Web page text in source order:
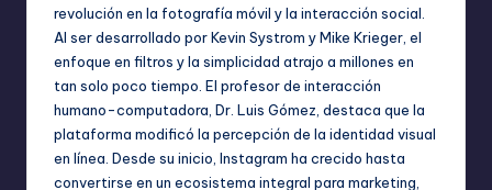
revolución en la fotografía móvil y la interacción social.
Al ser desarrollado por Kevin Systrom y Mike Krieger, el
enfoque en filtros y la simplicidad atrajo a millones en
tan solo poco tiempo. El profesor de interacción
humano-computadora, Dr. Luis Gómez, destaca que la
plataforma modificó la percepción de la identidad visual
en línea. Desde su inicio, Instagram ha crecido hasta
convertirse en un ecosistema integral para marketing,